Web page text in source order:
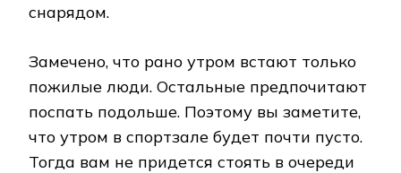
снарядом.
Замечено, что рано утром встают только
пожилые люди. Остальные предпочитают
поспать подольше. Поэтому вы заметите,
что утром в спортзале будет почти пусто.
Тогда вам не придется стоять в очереди